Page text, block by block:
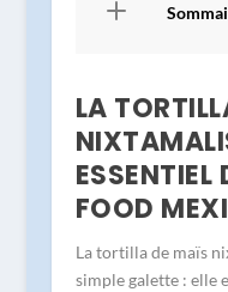
LA
ESSENTIEL
FOOD
La tortilla de maïs
simple galette : elle